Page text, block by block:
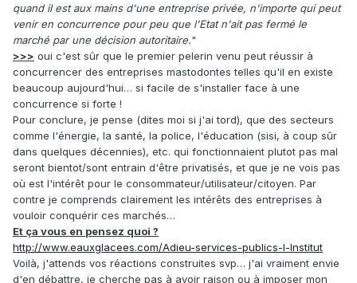
quand il est aux mains d'une entreprise privée, n'importe qui peut
venir en concurrence pour peu que l'Etat n'ait pas fermé le
marché par une décision autoritaire."
>>> oui c'est sûr que le premier pelerin venu peut réussir à
concurrencer des entreprises mastodontes telles qu'il en existe
beaucoup aujourd'hui… si facile de s'installer face à une
concurrence si forte !
Pour conclure, je pense (dites moi si j'ai tord), que des secteurs
comme l'énergie, la santé, la police, l'éducation (sisi, à coup sûr
dans quelques décennies), etc. qui fonctionnaient plutot pas mal
seront bientot/sont entrain d'être privatisés, et que je ne vois pas
où est l'intérêt pour le consommateur/utilisateur/citoyen. Par
contre je comprends clairement les intérêts des entreprises à
vouloir conquérir ces marchés…
Et ça vous en pensez quoi ?
http://www.eauxglacees.com/Adieu-services-publics-l-Institut
Voilà, j'attends vos réactions construites svp… j'ai vraiment envie
d'en débattre, je cherche pas à avoir raison ou à imposer mon